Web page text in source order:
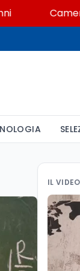
Camere in
IL